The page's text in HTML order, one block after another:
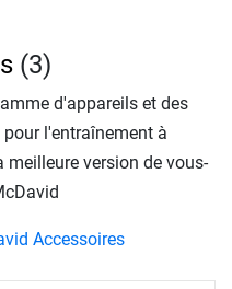
(3)
d'appareils et des
l'entraînement à
meilleure version de vous-
Accessoires